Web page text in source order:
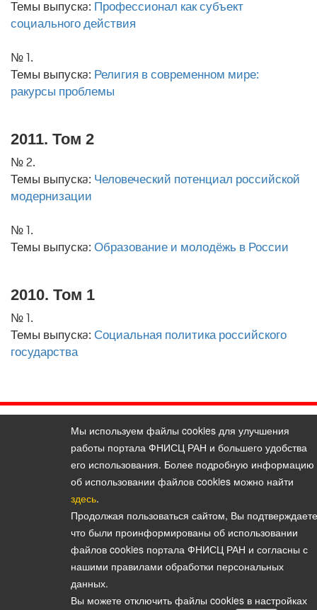
Темы выпускa: Профессионал как субъект
социального действия
№ 1.
Темы выпускa: Религия в современном мире:
ракурсы проблемы
2011. Том 2
№ 2.
Темы выпускa: Человеческий потенциал российской
модернизации
№ 1.
Темы выпускa: Образование и молодёжь в России
2010. Том 1
№ 1.
Темы выпускa: Социальная политика российского
государства
Политика конфиденциальности персональных данных
© 2026, Вестник Института социологии
vestnik@isras.ru
Мы используем файлы cookies для улучшения
работы портала ФНИСЦ РАН и большего удобства
его использования. Более подробную информацию
об использовании файлов cookies можно найти
здесь.
Продолжая пользоваться сайтом, Вы
что были проинформированы об использовании
файлов cookies портала ФНИСЦ РАН и согласны с
нашими правилами обработки персональных
данных.
Вы можете отключить файлы cookies в настройках